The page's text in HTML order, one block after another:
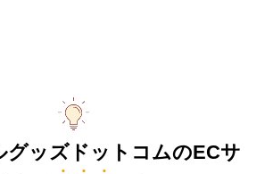
グッズドットコムのECサ